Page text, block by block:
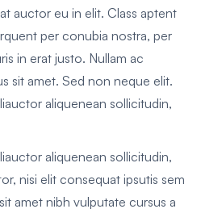
auctor eu in elit. Class aptent
per conubia nostra, per
in erat justo. Nullam ac
sit amet. Sed non neque elit.
aliquenean sollicitudin,
aliquenean sollicitudin,
nisi elit consequat ipsutis sem
amet nibh vulputate cursus a